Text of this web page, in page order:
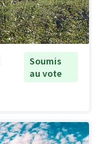
Soumis
au vote